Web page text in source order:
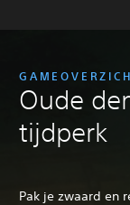
Oude
tijdperk
Pak je zwaard en